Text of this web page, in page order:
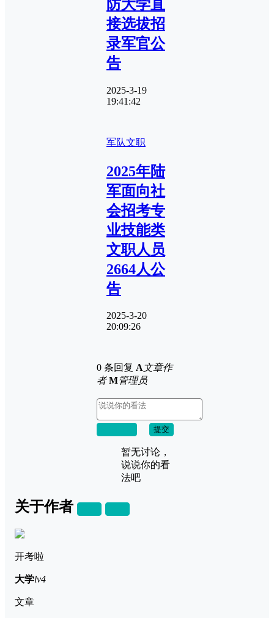
防大学直
接选拔招
录军官公
告
2025-3-19
19:41:42
军队文职
2025年陆
军面向社
会招考专
业技能类
文职人员
2664人公
告
2025-3-20
20:09:26
0 条回复 A文章作
者 M管理员
提交
暂无讨论，
说说你的看
法吧
关于作者
开考啦
大学lv4
文章